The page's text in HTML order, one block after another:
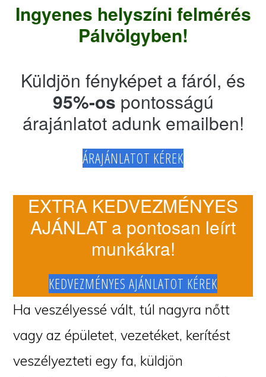
Ingyenes helyszíni felmérés
Pálvölgyben!
Küldjön fényképet a fáról, és
95%-os pontosságú
árajánlatot adunk emailben!
ÁRAJÁNLATOT KÉREK
EXTRA KEDVEZMÉNYES
AJÁNLAT a pontosan leírt
munkákra!
KEDVEZMÉNYES AJÁNLATOT KÉREK
Ha veszélyessé vált, túl nagyra nőtt
vagy az épületet, vezetéket, kerítést
veszélyezteti egy fa, küldjön